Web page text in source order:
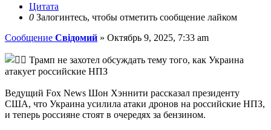
Цитата
0 Залогинтесь, чтобы отметить сообщение лайком
Сообщение Свідомий » Октябрь 9, 2025, 7:33 am
Трамп не захотел обсуждать тему того, как Украина
атакует российские НПЗ
Ведущий Fox News Шон Хэннити рассказал президенту
США, что Украина усилила атаки дронов на российские НПЗ,
и теперь россияне стоят в очередях за бензином.